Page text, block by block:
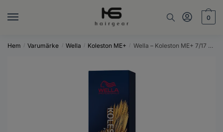
0
Hem / Varumärke / Wella / Koleston ME+ / Wella – Koleston ME+ 7/17 – 60 ml